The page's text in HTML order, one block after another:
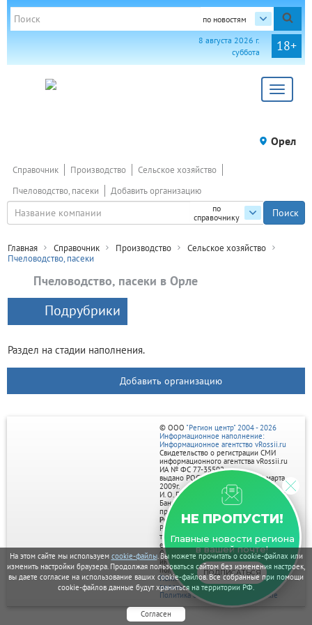
На этом сайте мы используем cookie-файлы. Вы можете прочитать о cookie-файлах или
изменить настройки браузера. Продолжая пользоваться сайтом без изменения настроек,
вы даете согласие на использование ваших cookie-файлов. Все собранные при помощи
cookie-файлов данные будут храниться на территории РФ.
Согласен
по новостям
18+
8 августа 2026 г.
суббота
Toggle
Орел
по
справочнику
Справочник Производство
Сельское хозяйство
Пчеловодство, пасеки
Добавить организацию
Главная Справочник Производство
Сельское хозяйство
Пчеловодство, пасеки
Пчеловодство, пасеки в Орле
Подрубрики
Раздел на стадии наполнения.
Добавить организацию
НЕ ПРОПУСТИ!
Главные новости региона
в вашей почте!
ПОДПИСАТЬСЯ
© ООО "Регион центр" 2004 - 2026
Информационное наполнение:
Информационное агентство vRossii.ru
Свидетельство о регистрации СМИ
информационного агентства vRossii.ru
ИА № ФС 77‑35502
выдано РОСКОМНАДЗОРом 04 марта
2009г.
И. О. Главного редактора Нарыков А. Н.
Баннеры на портале размещаются на
правах рекламы.
Реклама на портале:
Рекламное агентство "Умный маркетинг"
тел. 7-910-267-70-40,
email: umnyy.marketing@yandex.ru
Отдельные публикации могут содержать
информацию, не предназначенную для
пользователей до 18 лет.
Политика в отношении обработки
персональных данных
Политика обработки файлов cookie